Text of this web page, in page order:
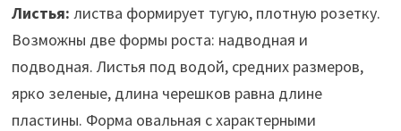
Листья: листва формирует тугую, плотную розетку.
Возможны две формы роста: надводная и
подводная. Листья под водой, средних размеров,
ярко зеленые, длина черешков равна длине
пластины. Форма овальная с характерными